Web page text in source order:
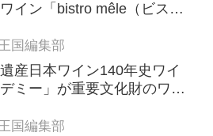
イン「bistro mêle（ビスト
国編集部
遺産日本ワイン140年史ワイ
ミー」が重要文化財のワイ
6月28日応募締め切り）
国編集部